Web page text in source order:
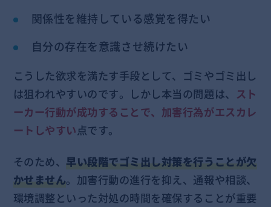
関係性を維持している感覚を得たい
自分の存在を意識させ続けたい
こうした欲求を満たす手段として、ゴミやゴミ出し
は狙われやすいのです。しかし本当の問題は、 スト
ーカー行動が成功することで、加害行為がエスカレ
ートしやすい点です。
そのため、早い段階でゴミ出し対策を行うことが欠
かせません。加害行動の進行を抑え、通報や相談、
環境調整といった対処の時間を確保することが重要